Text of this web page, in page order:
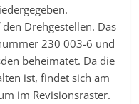
Drehgestellen. Das
230 003-6 und
beheimatet. Da die
ist, findet sich am
im Revisionsraster.